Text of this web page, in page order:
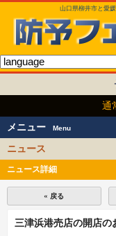
山口県柳井市と愛
通
メニュー
Menu
ニュース
ニュース詳細
« 戻る
三津浜港売店の開店の